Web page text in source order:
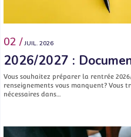
02 / JUIL. 2026
2026/2027 :
Vous souhaitez préparer la rentrée
renseignements vous manquent? Vous
nécessaires dans…